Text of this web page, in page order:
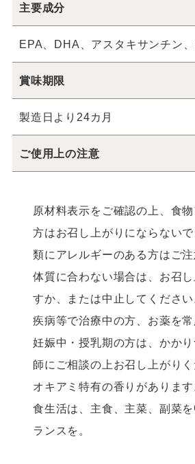
主要成分
EPA、DHA、アスタキサンチン
賞味期限
製造日より24カ月
ご使用上の注意
原材料表示をご確認の上、食
方はお召し上がりにならない
類にアレルギーのある方はご注
体質に合わない場合は、お召
すか、または中止してください
疾病等で治療中の方、お薬を常
妊娠中・授乳期の方は、かか
師にご相談の上お召し上がりく
オキアミ特有の香りがあります
食生活は、主食、主菜、副菜
ランスを。